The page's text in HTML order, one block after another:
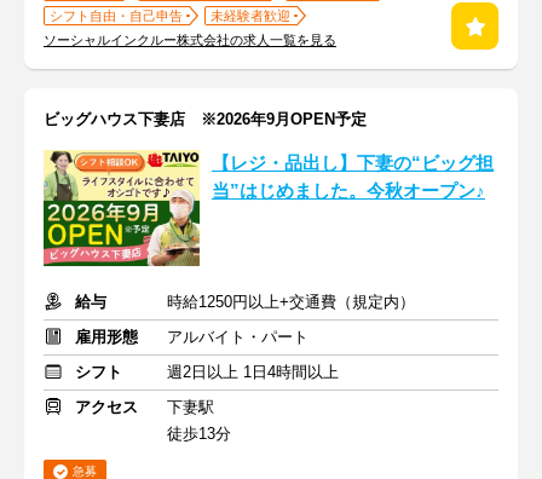
シフト自由・自己申告
未経験者歓迎
ソーシャルインクルー株式会社の求人一覧を見る
ビッグハウス下妻店 ※2026年9月OPEN予定
【レジ・品出し】下妻の“ビッグ担
当”はじめました。今秋オープン♪
給与
時給1250円以上+交通費（規定内）
雇用形態
アルバイト・パート
シフト
週2日以上 1日4時間以上
アクセス
下妻駅
徒歩13分
急募